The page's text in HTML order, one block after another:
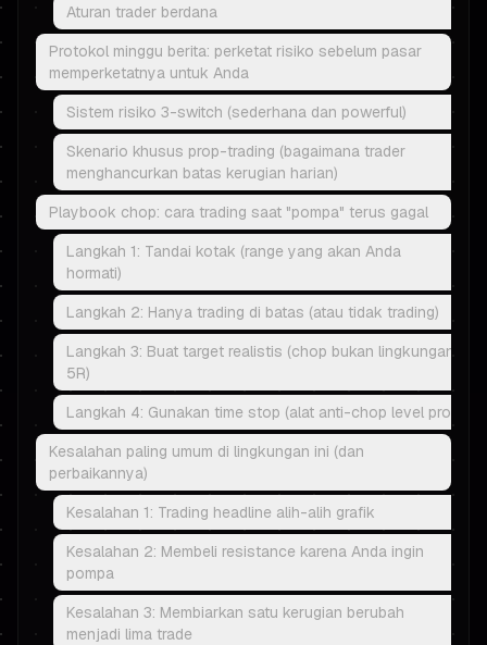
Aturan trader berdana
Protokol minggu berita: perketat risiko sebelum pasar
memperketatnya untuk Anda
Sistem risiko 3-switch (sederhana dan powerful)
Skenario khusus prop-trading (bagaimana trader
menghancurkan batas kerugian harian)
Playbook chop: cara trading saat "pompa" terus gagal
Langkah 1: Tandai kotak (range yang akan Anda
hormati)
Langkah 2: Hanya trading di batas (atau tidak trading)
Langkah 3: Buat target realistis (chop bukan lingkungan
5R)
Langkah 4: Gunakan time stop (alat anti-chop level pro)
Kesalahan paling umum di lingkungan ini (dan
perbaikannya)
Kesalahan 1: Trading headline alih-alih grafik
Kesalahan 2: Membeli resistance karena Anda ingin
pompa
Kesalahan 3: Membiarkan satu kerugian berubah
menjadi lima trade